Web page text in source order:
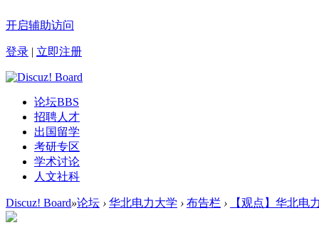
开启辅助访问
登录 | 立即注册
论坛BBS
招聘人才
出国留学
考研专区
学术讨论
人文社科
Discuz! Board»论坛 › 华北电力大学 › 布告栏 › 【观点】华北电